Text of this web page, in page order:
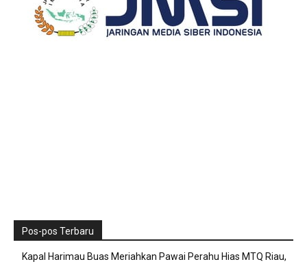
Pos-pos Terbaru
Kapal Harimau Buas Meriahkan Pawai Perahu Hias MTQ Riau,